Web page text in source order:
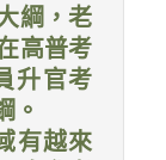
綱，老
高普考
升官考
。
有越來